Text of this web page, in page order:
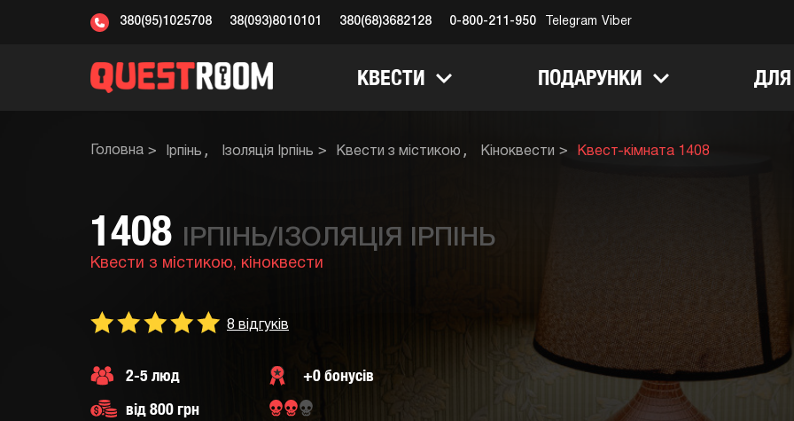
380(95)1025708 38(093)8010101 380(68)3682128 0-800-211-950 Telegram Viber
КВЕСТИ ПОДАРУНКИ ДЛЯ
Головна Ірпінь Ізоляція Ірпінь Квести з містикою Кіноквести Квест-кімната 1408
1408 ІРПІНЬ/ІЗОЛЯЦІЯ ІРПІНЬ
Квести з містикою, кіноквести
8 відгуків
2-5 люд
+0 бонусів
від 800 грн